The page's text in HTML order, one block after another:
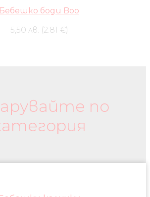
Бебешко боди Boo
5,50 лв. (2.81 €)
по